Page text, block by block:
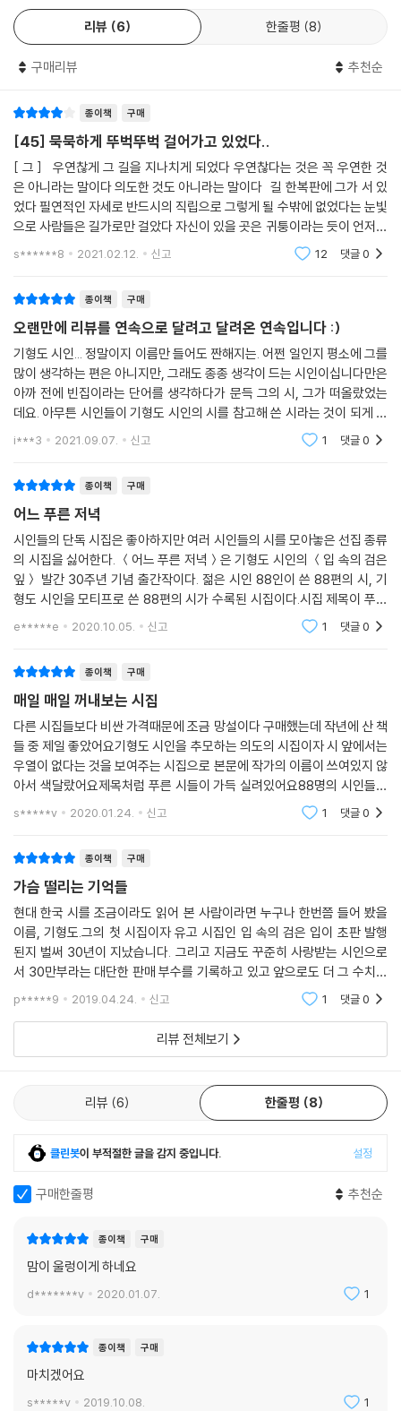
리뷰 6 한줄평 8
구매리뷰 추천순
종이책 구매
[45] 묵묵하게 뚜벅뚜벅 걸어가고 있었다..
[ 그 ] 우연찮게 그 길을 지나치게 되었다 우연찮다는 것은 꼭 우연한 것
은 아니라는 말이다 의도한 것도 아니라는 말이다 길 한복판에 그가 서 있
었다 필연적인 자세로 반드시의 직립으로 그렇게 될 수밖에 없었다는 눈빛
으로 사람들은 길가로만 걸았다 자신이 있을 곳은 귀퉁이라는 듯이 언저리
에서 맴돌다 사라지겠다는 듯이 하나같이 표정이 없었다 무표정
s******8 2021.02.12. 신고 12 댓글0
종이책 구매
오랜만에 리뷰를 연속으로 달려고 달려온 연속입니다 :)
기형도 시인... 정말이지 이름만 들어도 짠해지는. 어쩐 일인지 평소에 그를
많이 생각하는 편은 아니지만, 그래도 종종 생각이 드는 시인이십니다만은
아까 전에 빈집이라는 단어를 생각하다가 문득 그의 시, 그가 떠올랐었는
데요. 아무튼 시인들이 기형도 시인의 시를 참고해 쓴 시라는 것이 되게 특
별하게 느껴지기도 했고 괜찮았던 시집이었습니다.
i***3 2021.09.07. 신고 1 댓글0
종이책 구매
어느 푸른 저녁
시인들의 단독 시집은 좋아하지만 여러 시인들의 시를 모아놓은 선집 종류
의 시집을 싫어한다. ＜어느 푸른 저녁＞은 기형도 시인의 ＜입 속의 검은
잎＞ 발간 30주년 기념 출간작이다. 젊은 시인 88인이 쓴 88편의 시, 기
형도 시인을 모티프로 쓴 88편의 시가 수록된 시집이다.시집 제목이 푸른
저녁이라 그런지 책 표지도 블랙과 블루를 써서 너무 예쁘다. 양장본으로
e*****e 2020.10.05. 신고 1 댓글0
종이책 구매
매일 매일 꺼내보는 시집
다른 시집들보다 비싼 가격때문에 조금 망설이다 구매했는데 작년에 산 책
들 중 제일 좋았어요기형도 시인을 추모하는 의도의 시집이자 시 앞에서는
우열이 없다는 것을 보여주는 시집으로 본문에 작가의 이름이 쓰여있지 않
아서 색달랐어요제목처럼 푸른 시들이 가득 실려있어요88명의 시인들이
쓴 시가 담겨있는만큼 한장 한장 새롭게 읽을 수 있어요이 책을 읽으며 여
s*****v 2020.01.24. 신고 1 댓글0
종이책 구매
가슴 떨리는 기억들
현대 한국 시를 조금이라도 읽어 본 사람이라면 누구나 한번쯤 들어 봤을
이름, 기형도.그의 첫 시집이자 유고 시집인 입 속의 검은 입이 초판 발행
된지 벌써 30년이 지났습니다. 그리고 지금도 꾸준히 사랑받는 시인으로
서 30만부라는 대단한 판매 부수를 기록하고 있고 앞으로도 더 그 수치를
늘릴 것이라 확신 합니다.어느 푸른 저녁은 이런 시인의 기억을 재해석하
여 지금 여기에 다
p*****9 2019.04.24. 신고 1 댓글0
리뷰 전체보기
리뷰 6 한줄평 8
클린봇이 부적절한 글을 감지 중입니다. 설정
구매한줄평 추천순
종이책 구매
맘이 울렁이게 하네요
d*******v 2020.01.07. 1
종이책 구매
마치겠어요
s*****v 2019.10.08. 1